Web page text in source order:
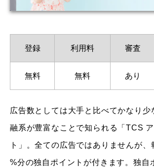
登録 利用料 審査
無料 無料 あり
広告数としては大手と比べてかなり少
融系が豊富なことで知られる「TCS
ト」。全ての広告ではありませんが、
%分の独自ポイントが付きます。独自